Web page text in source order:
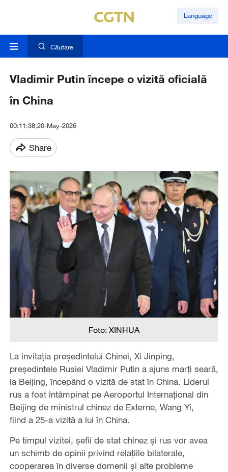
Language
Căutare
Vladimir Putin începe o vizită oficială
în China
00:11:38,20-May-2026
Share
Foto: XINHUA
La invitaţia preşedintelui Chinei, Xi Jinping,
preşedintele Rusiei Vladimir Putin a ajuns marţi seară,
la Beijing, începând o vizită de stat în China. Liderul
rus a fost întâmpinat pe Aeroportul Internaţional din
Beijing de ministrul chinez de Externe, Wang Yi,
fiind a 25-a vizită a lui în China.
Pe timpul vizitei, şefii de stat chinez şi rus vor avea
un schimb de opinii privind relaţiile bilaterale,
cooperarea în diverse domenii şi alte probleme